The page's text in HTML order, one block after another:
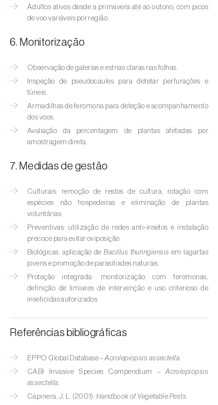
Bichado-da-fruta (Cydia pomonella)
brassicae)
Pieris rapae)
Broca-africana-do-caule-do-milho
(
Busseola fusca)
Broca-do-chá (Euwallacea fornicatus, E.
fornicatior, E. perbrevis e E. kuroshio
Broca-do-colmo-da-cana-de-açúcar
(Diatraea saccharalis)
Broca-do-milho (Sesamia nonagrioides)
Broca-dos-ramos-do-pessegueiro (
lineatella)
Broca-listrada-do-caule-do-arroz (
Chilo
suppressalis)
Broca-pequena-do-tomateiro
Neoleucinodes elegantalis)
Burgo-da-azinheira (Tortrix viridana
Cigarrinha-espumadora (Philaenus
spumarius)
titanus e Empoasca spp.)
Adultos ativos desde a primavera até ao outono, com picos
de voo variáveis por região.
6. Monitorização
Observação de galerias e estrias claras nas folhas.
Inspeção de pseudocaules para detetar perfurações e
túneis.
Armadilhas de feromona para deteção e acompanhamento
dos voos.
Avaliação da percentagem de plantas afetadas por
amostragem direta.
7. Medidas de gestão
Culturais: remoção de restos de cultura, rotação com
espécies não hospedeiras e eliminação de plantas
voluntárias.
Preventivas: utilização de redes anti‑insetos e instalação
precoce para evitar oviposição.
Biológicas: aplicação deBacillus thuringiensis em lagartas
jovens e promoção de parasitoides naturais.
Proteção integrada: monitorização com feromonas,
definição de limiares de intervenção e uso criterioso de
inseticidas autorizados.
Referências bibliográficas
EPPO Global Database –Acrolepiopsis assectella.
CABI Invasive Species Compendium –Acrolepiopsis
assectella.
Capinera, J. L. (2001). Handbook of Vegetable Pests.